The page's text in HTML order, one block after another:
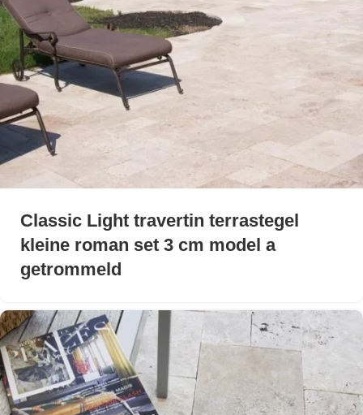
Classic Light travertin terrastegel
kleine roman set 3 cm model a
getrommeld